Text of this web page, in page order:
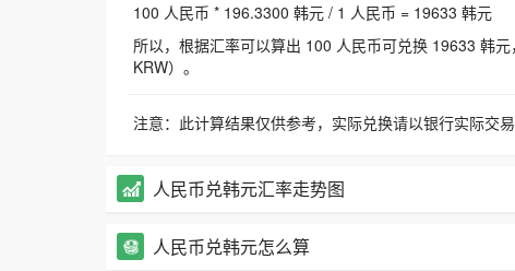
100 人民币 * 196.3300 韩元 / 1 人民币 = 19633 韩元
所以，根据汇率可以算出 100 人民币可兑换 19633 韩
KRW）。
注意：此计算结果仅供参考，实际兑换请以银行实际交易
人民币兑韩元汇率走势图
人民币兑韩元怎么算